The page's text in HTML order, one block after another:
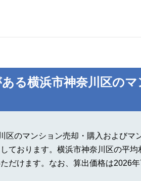
る横浜市神奈川区の
区のマンション売却・購入および
ております。横浜市神奈川区の平
だけます。なお、算出価格は2026年